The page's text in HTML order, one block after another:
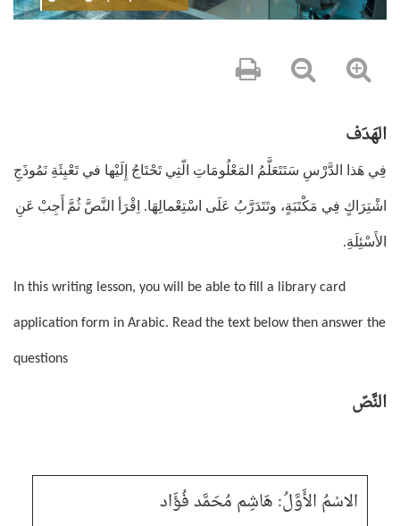
الهَدَف
فِي هَذا الدَّرْسِ سَتَتَعَلَّمُ المَعْلُومَاتِ الّتِي تَحْتَاجُ إِلَيْها في تَعْبِئَةِ نَمُوذَجِ
اشْتِرَاكٍ فِي مَكْتَبَةٍ، وتَتَدَرَّبُ عَلَى اسْتِعْمالِهَا. اِقْرَأ النَّصَّ ثُمَّ أَجِبْ عَنِ
الأَسْئِلَةِ.
In this writing lesson, you will be able to fill a library card
application form in Arabic. Read the text below then answer the
questions
النَّصّ
الاسْمُ الأَوَّلُ: هَاشِم مُحَمَّد فُؤَاد